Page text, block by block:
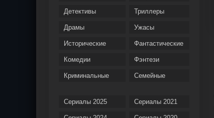
Детективы
Драмы
Исторические
Комедии
Криминальные
Триллеры
Ужасы
Фантастические
Фэнтези
Семейные
Сериалы 2025 Сериалы 2021